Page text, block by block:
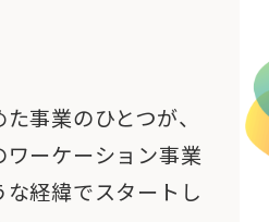
事業のひとつが、
ーケーション事業
経緯でスタートし